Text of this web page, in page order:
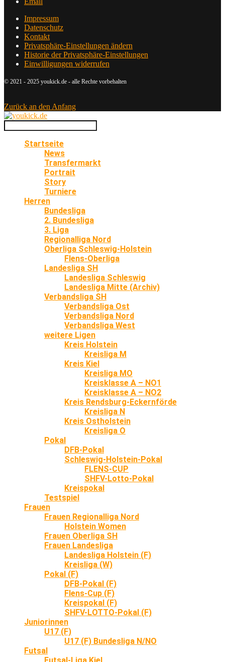
Impressum
Datenschutz
Kontakt
Privatsphäre-Einstellungen ändern
Historie der Privatsphäre-Einstellungen
Einwilligungen widerrufen
© 2021 - 2025 youkick.de - alle Rechte vorbehalten
Zurück an den Anfang
Startseite
News
Transfermarkt
Portrait
Story
Turniere
Herren
Bundesliga
2. Bundesliga
3. Liga
Regionalliga Nord
Oberliga Schleswig-Holstein
Flens-Oberliga
Landesliga SH
Landesliga Schleswig
Landesliga Mitte (Archiv)
Verbandsliga SH
Verbandsliga Ost
Verbandsliga Nord
Verbandsliga West
weitere Ligen
Kreis Holstein
Kreisliga M
Kreis Kiel
Kreisliga MO
Kreisklasse A – NO1
Kreisklasse A – NO2
Kreis Rendsburg-Eckernförde
Kreisliga N
Kreis Ostholstein
Kreisliga O
Pokal
DFB-Pokal
Schleswig-Holstein-Pokal
FLENS-CUP
SHFV-Lotto-Pokal
Kreispokal
Testspiel
Frauen
Frauen Regionalliga Nord
Holstein Women
Frauen Oberliga SH
Frauen Landesliga
Landesliga Holstein (F)
Kreisliga (W)
Pokal (F)
DFB-Pokal (F)
Flens-Cup (F)
Kreispokal (F)
SHFV-LOTTO-Pokal (F)
Juniorinnen
U17 (F)
U17 (F) Bundesliga N/NO
Futsal
Futsal-Liga Kiel